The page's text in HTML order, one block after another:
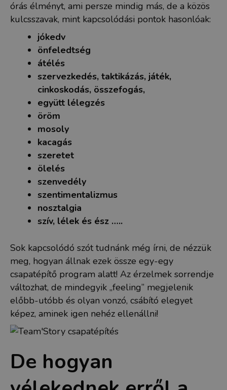
órás élményt, ami persze mindig más, de a közös
kulcsszavak, mint kapcsolódási pontok hasonlóak:
jókedv
önfeledtség
átélés
szervezkedés, taktikázás, játék,
cinkoskodás, összefogás,
együtt lélegzés
öröm
mosoly
kacagás
szeretet
ölelés
szenvedély
szentimentalizmus
nosztalgia
szív, lélek és ész …..
Sok kapcsolódó szót tudnánk még írni, de nézzük
meg, hogyan állnak ezek össze egy-egy
csapatépítő program alatt! Az érzelmek sorrendje
változhat, de mindegyik „feeling” megjelenik
előbb-utóbb és olyan vonzó, csábító elegyet
képez, aminek igen nehéz ellenállni!
De hogyan